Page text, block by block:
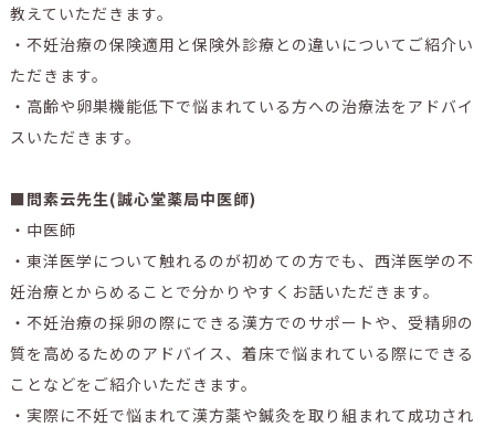
教えていただきます。
・不妊治療の保険適用と保険外診療との違いについてご紹介い
ただきます。
・高齢や卵巣機能低下で悩まれている方への治療法をアドバイ
スいただきます。
■問素云先生(誠心堂薬局中医師)
・中医師
・東洋医学について触れるのが初めての方でも、西洋医学の不
妊治療とからめることで分かりやすくお話いただきます。
・不妊治療の採卵の際にできる漢方でのサポートや、受精卵の
質を高めるためのアドバイス、着床で悩まれている際にできる
ことなどをご紹介いただきます。
・実際に不妊で悩まれて漢方薬や鍼灸を取り組まれて成功され